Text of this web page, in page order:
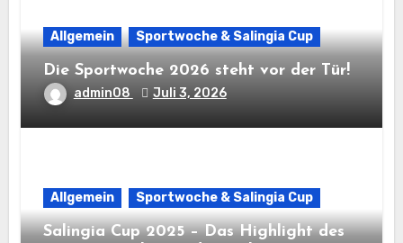
Allgemein Sportwoche & Salingia Cup
Die Sportwoche 2026 steht vor der Tür!
admin08 Juli 3, 2026
Allgemein Sportwoche & Salingia Cup
Salingia Cup 2025 – Das Highlight des